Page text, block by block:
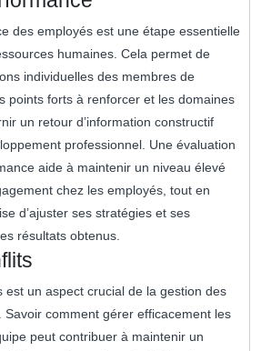
des employés est une étape essentielle
humaines. Cela permet de
individuelles des membres de
points forts à renforcer et les domaines
un retour d’information constructif
professionnel. Une évaluation
aide à maintenir un niveau élevé
chez les employés, tout en
d’ajuster ses stratégies et ses
résultats obtenus.
est un aspect crucial de la gestion des
Savoir comment gérer efficacement les
peut contribuer à maintenir un